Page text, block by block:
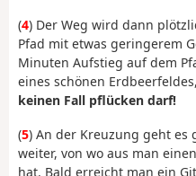
(4) Der Weg wird dann
Pfad mit etwas geringerem
Minuten Aufstieg auf dem
eines schönen Erdbeerfeldes,
keinen Fall pflücken darf!
(5) An der Kreuzung geht es
weiter, von wo aus man
hat. Bald erreicht man ein